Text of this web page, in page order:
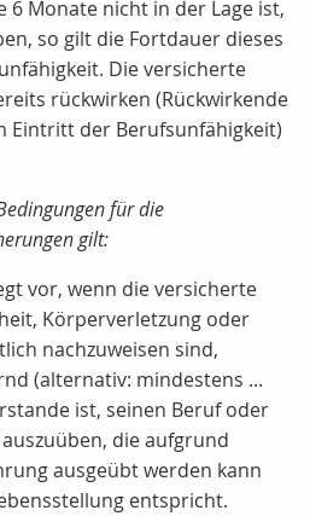
6 Monate nicht in der Lage ist,
so gilt die Fortdauer dieses
Die versicherte
rückwirken (Rückwirkende
Eintritt der Berufsunfähigkeit)
für die
gilt:
vor, wenn die versicherte
Körperverletzung oder
nachzuweisen sind,
(alternativ: mindestens ...
ist, seinen Beruf oder
die aufgrund
ausgeübt werden kann
entspricht.